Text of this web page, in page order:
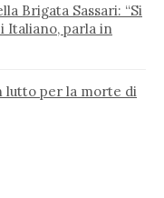
Brigata Sassari: “Si
Italiano, parla in
lutto per la morte di